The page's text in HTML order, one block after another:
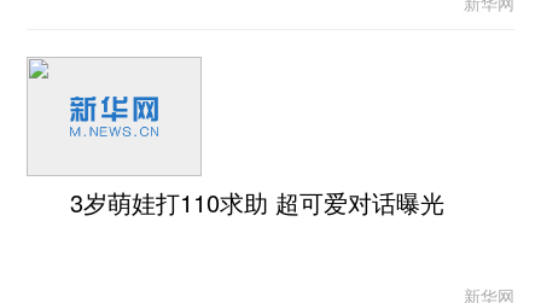
3岁萌娃打110求助 超可爱对话曝光
新华网